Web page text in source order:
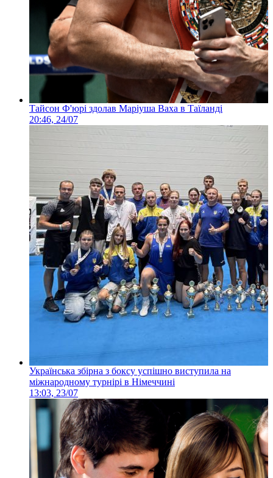
Тайсон Ф'юрі здолав Маріуша Ваха в Таїланді
20:46, 24/07
Українська збірна з боксу успішно виступила на
міжнародному турнірі в Німеччині
13:03, 23/07